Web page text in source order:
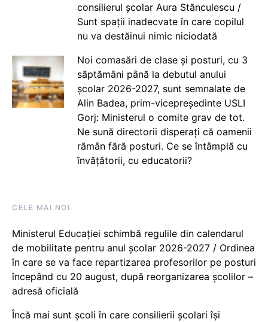
consilierul școlar Aura Stănculescu /
Sunt spații inadecvate în care copilul
nu va destăinui nimic niciodată
Noi comasări de clase și posturi, cu 3
săptămâni până la debutul anului
școlar 2026-2027, sunt semnalate de
Alin Badea, prim-vicepreședinte USLI
Gorj: Ministerul o comite grav de tot.
Ne sună directorii disperați că oamenii
rămân fără posturi. Ce se întâmplă cu
învățătorii, cu educatorii?
CELE MAI NOI
Ministerul Educației schimbă regulile din calendarul
de mobilitate pentru anul școlar 2026-2027 / Ordinea
în care se va face repartizarea profesorilor pe posturi
începând cu 20 august, după reorganizarea școlilor –
adresă oficială
Încă mai sunt școli în care consilierii școlari își